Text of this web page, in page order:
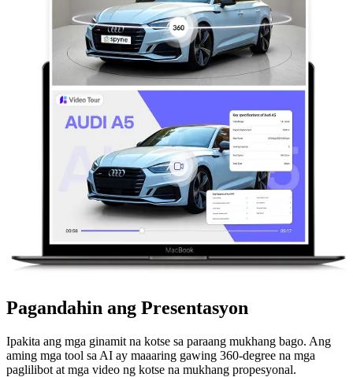
Pagandahin ang Presentasyon
Ipakita ang mga ginamit na kotse sa paraang mukhang bago. Ang
aming mga tool sa AI ay maaaring gawing 360-degree na mga
paglilibot at mga video ng kotse na mukhang propesyonal.